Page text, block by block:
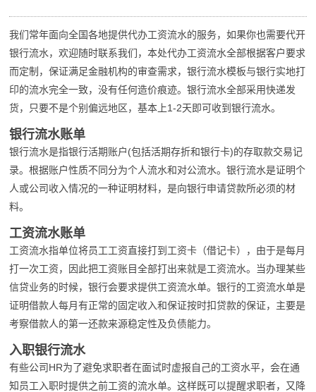
我们常年面向全国各地提供代办工资流水的服务，如果你也需要代开
银行流水，欢迎随时联系我们，本处代办工资流水全部根据客户要求
而定制，保证满足金融机构的审查需求，银行流水模板与银行实地打
印的流水完全一致，没有任何造价痕迹。银行流水全部采用快递发
货，只要不是个别偏远地区，基本上1-2天即可收到银行流水。
银行流水账单
银行流水是指银行活期账户(包括活期存折和银行卡)的存取款交易记
录。根据账户性质不同分为个人流水和对公流水。银行流水是证明个
人或公司收入情况的一种证明材料，是向银行申请贷款所必须的材
料。
工资流水账单
工资流水指单位将员工工资直接打到工资卡（借记卡），由于是每月
打一次工资，因此把工资账目全部打出来就是工资流水。当办理某些
信贷业务的时候，银行会要求提供工资流水单。银行的工资流水单是
证明借款人每月有正常的固定收入和保证按时扣贷款的保证，主要是
考察借款人的第一还款来源稳定性及负债能力。
入职银行流水
有些公司HR为了避免求职者在面试时虚报自己的工资水平，会在通
知员工入职时提供之前工资的流水单。这样既可以提醒求职者，又降